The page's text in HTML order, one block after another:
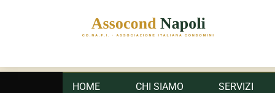
ASSOCOND
Associazione Italiana Condomini - Regione Campania
Primary
HOME CHI SIAMO SERVIZI